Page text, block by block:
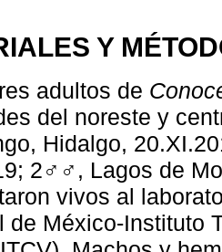
Y
adultos de
del noreste y
Hidalgo,
2♂♂, Lagos de
vivos al
de México-Instituto